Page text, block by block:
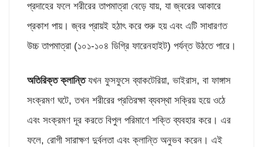
প্রদাহের ফলে শরীরের তাপমাত্রা বেড়ে যায়, যা জ্বরের আকারে
প্রকাশ পায়। জ্বর প্রায়ই হঠাৎ করে শুরু হয় এবং এটি সাধারণত
উচ্চ তাপমাত্রা (১০১-১০৪ ডিগ্রি ফারেনহাইট) পর্যন্ত উঠতে পারে।
অতিরিক্ত ক্লান্তিযখন ফুসফুসে ব্যাকটেরিয়া, ভাইরাস, বা ফাঙ্গাস
সংক্রমণ ঘটে, তখন শরীরের প্রতিরক্ষা ব্যবস্থা সক্রিয় হয়ে ওঠে
এবং সংক্রমণ দূর করতে বিপুল পরিমাণে শক্তি ব্যবহার করে। এর
ফলে, রোগী সারাক্ষণ দুর্বলতা এবং ক্লান্তি অনুভব করেন। এই